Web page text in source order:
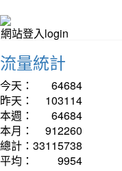
網站登入login
流量統計
今天：
64684
昨天：
103114
本週：
64684
本月：
912260
總計： 33115738
平均：
9954